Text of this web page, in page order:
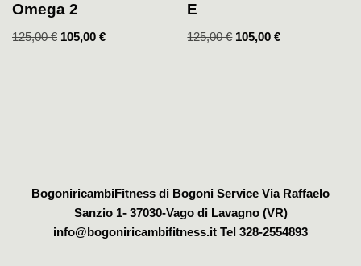
Omega 2
125,00€ 105,00 €
E
125,00€ 105,00€
BogoniricambiFitness di Bogoni Service Via Raffaelo
Sanzio 1- 37030-Vago di Lavagno (VR)
info@bogoniricambifitness.it Tel 328-2554893